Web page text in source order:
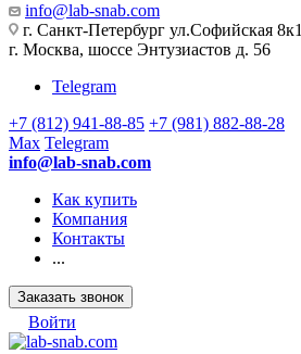
info@lab-snab.com
г. Санкт-Петербург ул.Софийская 8к1
г. Москва, шоссе Энтузиастов д. 56
Telegram
+7 (812) 941-88-85 +7 (981) 882-88-28
Max Telegram
info@lab-snab.com
Как купить
Компания
Контакты
...
Заказать звонок
Войти